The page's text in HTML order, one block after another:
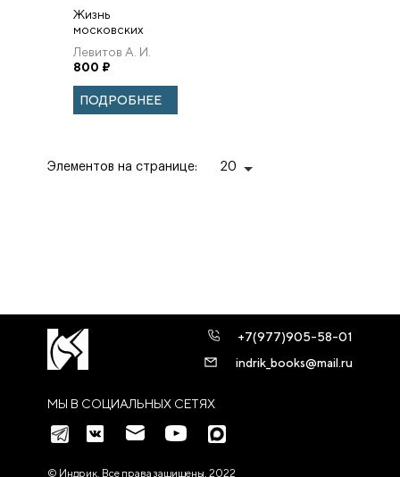
Жизнь
московских
закоулков:
очерки и
рассказы
Левитов А. И.
800 ₽
ПОДРОБНЕЕ
Элементов на странице: 20
МЫ В СОЦИАЛЬНЫХ СЕТЯХ
+7(977)905-58-01
indrik_books@mail.ru
© Индрик. Все права защищены, 2022